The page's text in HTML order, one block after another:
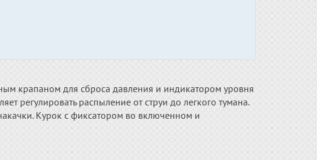
крапаном для сброса давления и индикатором уровня
регулировать распыление от струи до легкого тумана.
Курок с фиксатором во включенном и